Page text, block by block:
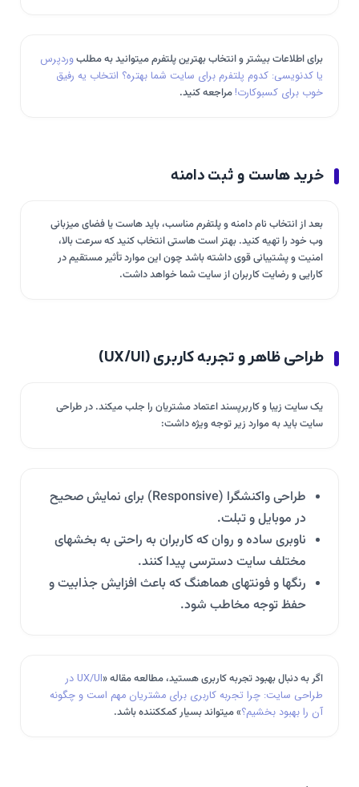
برای اطلاعات بیشتر و انتخاب بهترین پلتفرم میتوانید به مطلبوردپرس
یا کدنویسی: کدوم پلتفرم برای سایت شما بهتره؟ انتخاب یه رفیق
خوب برای کسبوکارت!مراجعه کنید.
خرید هاست و ثبت دامنه
بعد از انتخاب نام دامنه و پلتفرم مناسب، باید هاست یا فضای میزبانی
وب خود را تهیه کنید. بهتر است هاستی انتخاب کنید که سرعت بالا،
امنیت و پشتیبانی قوی داشته باشد چون این موارد تأثیر مستقیم در
کارایی و رضایت کاربران از سایت شما خواهد داشت.
طراحی ظاهر و تجربه کاربری (UX/UI)
یک سایت زیبا و کاربرپسند اعتماد مشتریان را جلب میکند. در طراحی
سایت باید به موارد زیر توجه ویژه داشت:
طراحی واکنشگرا (Responsive) برای نمایش صحیح
در موبایل و تبلت.
ناوبری ساده و روان که کاربران به راحتی به بخشهای
مختلف سایت دسترسی پیدا کنند.
رنگها و فونتهای هماهنگ که باعث افزایش جذابیت و
حفظ توجه مخاطب شود.
اگر به دنبال بهبود تجربه کاربری هستید، مطالعه مقاله «
UX/UI در
طراحی سایت: چرا تجربه کاربری برای مشتریان مهم است و چگونه
آن را بهبود بخشیم؟» میتواند بسیار کمککننده باشد.